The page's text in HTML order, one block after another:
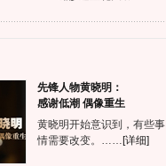
先锋人物黄晓明：
感谢低潮 偶像重生
黄晓明开始意识到，有些事
情需要改变。…… [详细]